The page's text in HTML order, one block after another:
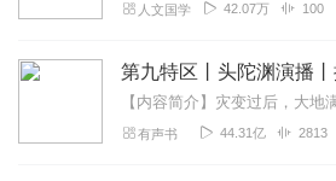
人文国学 42.07万 100
有声书 44.31亿 2813